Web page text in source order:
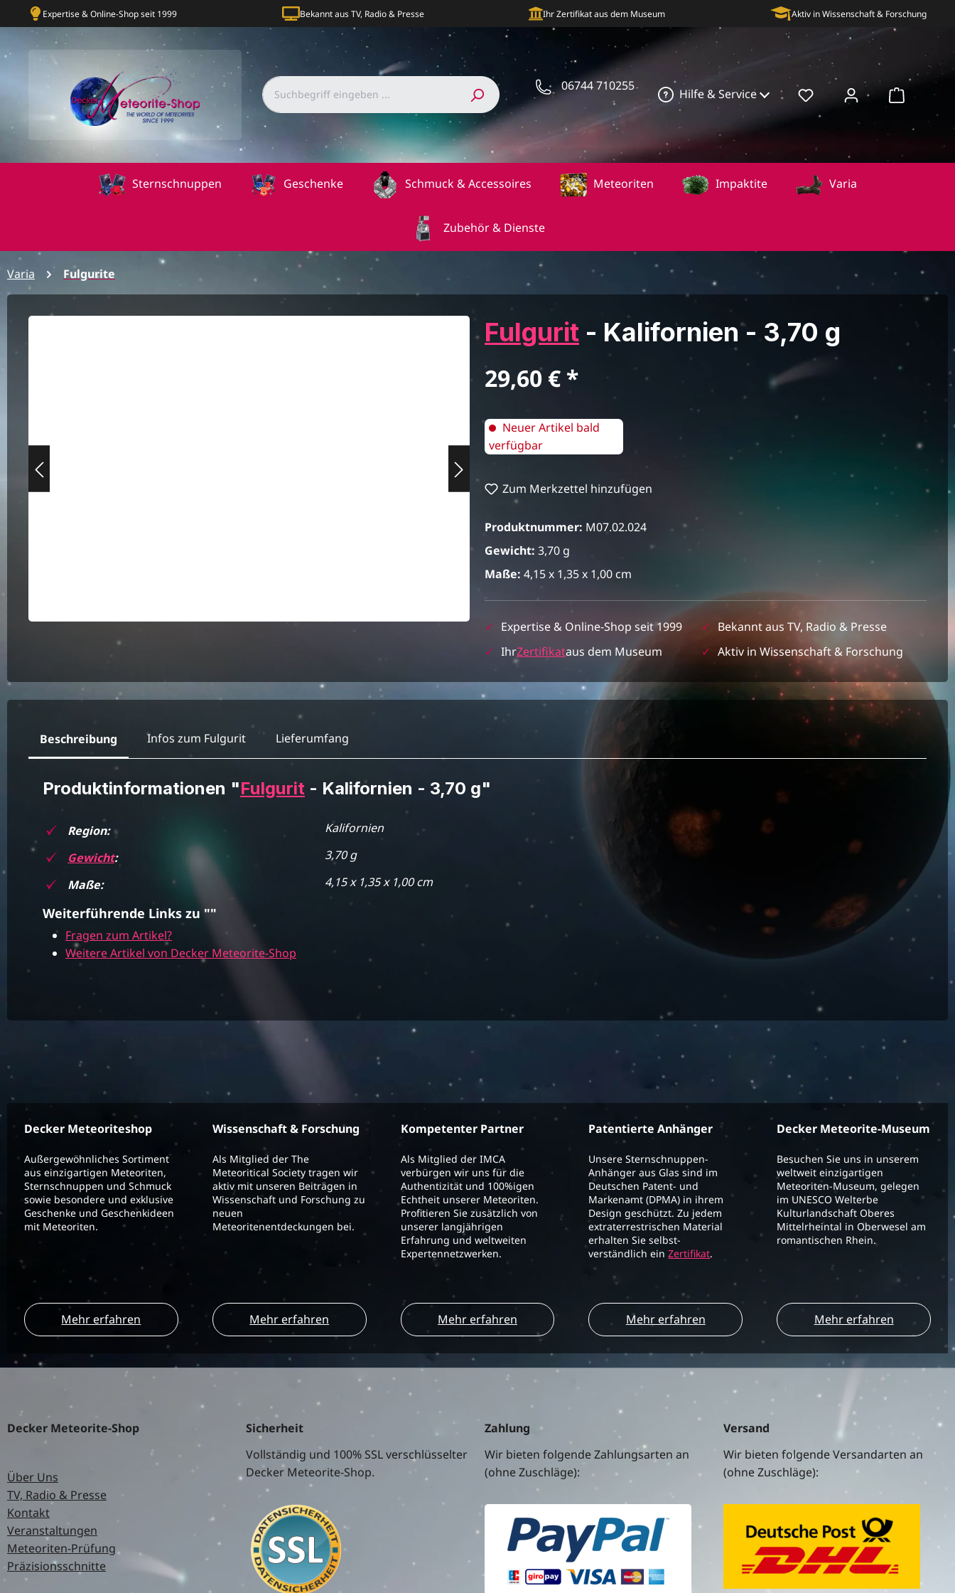
Expertise & Online-Shop seit 1999 Bekannt aus TV, Radio & Presse Ihr Zertifikat aus dem Museum Aktiv in Wissenschaft & Forschung
06744 710255
Hilfe & Service
Sternschnuppen Geschenke Schmuck & Accessoires Meteoriten Impaktite Varia
Zubehör & Dienste
Varia Fulgurite
Bildergalerie überspringen Fulgurit - Kalifornien - 3,70 g
Regulärer Preis:
29,60 €
Neuer Artikel bald
verfügbar
Zum Merkzettel hinzufügen
Produktnummer: M07.02.024
Gewicht: 3,70 g
Maße: 4,15 x 1,35 x 1,00 cm
✓ Expertise & Online-Shop seit 1999 ✓ Bekannt aus TV, Radio & Presse
✓ IhrZertifikataus dem Museum ✓ Aktiv in Wissenschaft & Forschung
Beschreibung Infos zum Fulgurit Lieferumfang
Produktinformationen "Fulgurit - Kalifornien - 3,70 g"
Region:
Kalifornien
Gewicht:
3,70 g
Maße:
4,15 x 1,35 x 1,00 cm
Weiterführende Links zu ""
Fragen zum Artikel?
Weitere Artikel von Decker Meteorite-Shop
Decker Meteoriteshop
Außergewöhnliches Sortiment
aus einzigartigen Meteoriten,
Sternschnuppen und Schmuck
sowie besondere und exklusive
Geschenke und Geschenkideen
mit Meteoriten.
Mehr erfahren
Wissenschaft & Forschung
Als Mitglied der The
Meteoritical Society tragen wir
aktiv mit unseren Beiträgen in
Wissenschaft und Forschung zu
neuen
Meteoritenentdeckungen bei.
Mehr erfahren
Kompetenter Partner
Als Mitglied der IMCA
verbürgen wir uns für die
Authentizität und 100%igen
Echtheit unserer Meteoriten.
Profitieren Sie zusätzlich von
unserer langjährigen
Erfahrung und weltweiten
Expertennetzwerken.
Mehr erfahren
Patentierte Anhänger
Unsere Sternschnuppen-
Anhänger aus Glas sind im
Deutschen Patent- und
Markenamt (DPMA) in ihrem
Design geschützt. Zu jedem
extraterrestrischen Material
erhalten Sie selbst-
verständlich einZertifikat.
Mehr erfahren
Decker Meteorite-Museum
Besuchen Sie uns in unserem
weltweit einzigartigen
Meteoriten-Museum, gelegen
im UNESCO Welterbe
Kulturlandschaft Oberes
Mittelrheintal in Oberwesel am
romantischen Rhein.
Mehr erfahren
Decker Meteorite-Shop
Über Uns
TV, Radio & Presse
Kontakt
Veranstaltungen
Meteoriten-Prüfung
Präzisionsschnitte
Sicherheit
Vollständig und 100% SSL verschlüsselter
Decker Meteorite-Shop.
Zahlung
Wir bieten folgende Zahlungsarten an
(ohne Zuschläge):
Versand
Wir bieten folgende Versandarten an
(ohne Zuschläge):